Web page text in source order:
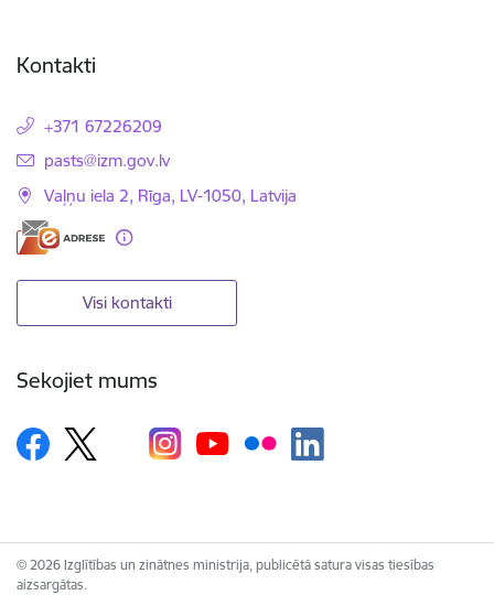
Kontakti
+371 67226209
E-pasts:
pasts@izm.gov.lv
Vaļņu iela 2, Rīga, LV-1050, Latvija
Visi kontakti
Sekojiet mums
© 2026 Izglītības un zinātnes ministrija, publicētā satura visas tiesības
aizsargātas.